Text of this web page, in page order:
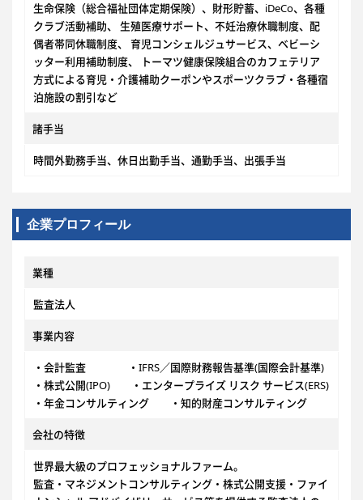
生命保険（総合福祉団体定期保険）、財形貯蓄、iDeCo、各種
クラブ活動補助、 生殖医療サポート、不妊治療休職制度、配
偶者帯同休職制度、 育児コンシェルジュサービス、ベビーシ
ッター利用補助制度、 トーマツ健康保険組合のカフェテリア
方式による育児・介護補助クーポンやスポーツクラブ・各種宿
泊施設の割引など
諸手当
時間外勤務手当、休日出勤手当、通勤手当、出張手当
企業プロフィール
業種
監査法人
事業内容
・会計監査 ・IFRS／国際財務報告基準(国際会計基準)
・株式公開(IPO) ・エンタープライズ リスク サービス(ERS)
・年金コンサルティング ・知的財産コンサルティング
会社の特徴
世界最大級のプロフェッショナルファーム。
監査・マネジメントコンサルティング・株式公開支援・ファイ